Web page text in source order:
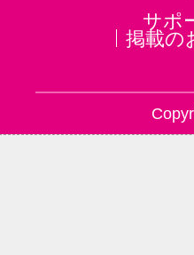
サポ
掲載の